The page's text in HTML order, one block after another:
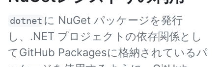
dotnet に NuGet パッケージを発行
し、.NET プロジェクトの依存関係とし
てGitHub Packagesに格納されているパ